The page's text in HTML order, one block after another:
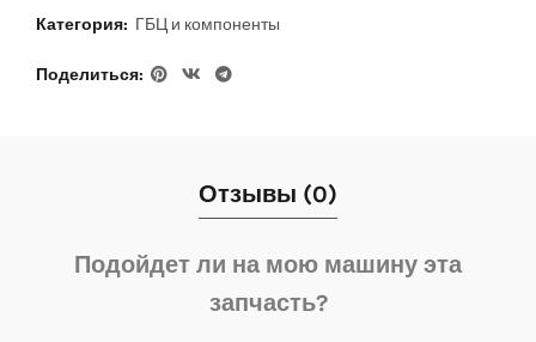
Категория: ГБЦ и компоненты
Поделиться
Отзывы (0)
Подойдет ли на мою машину эта
запчасть?